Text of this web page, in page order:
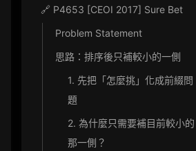
🔗 P4653 [CEOI 2017] Sure Bet
Problem Statement
思路：排序後只補較小的一側
1. 先把「怎麼挑」化成前綴問
題
2. 為什麼只需要補目前較小的
那一側？